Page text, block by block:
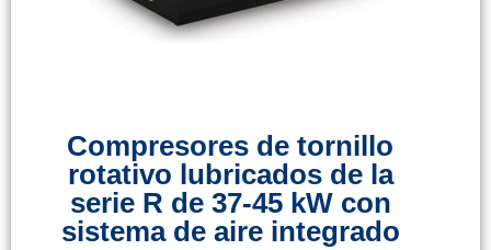
Compresores de tornillo
rotativo lubricados de la
serie R de 37-45 kW con
sistema de aire integrado